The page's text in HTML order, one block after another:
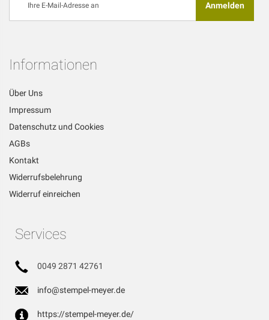
sich
an:
Anmelden
Informationen
Über Uns
Impressum
Datenschutz und Cookies
AGBs
Kontakt
Widerrufsbelehrung
Widerruf einreichen
Services
0049 2871 42761
info@stempel-meyer.de
https://stempel-meyer.de/